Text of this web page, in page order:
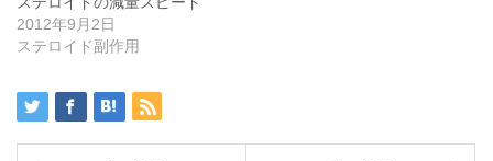
2012年9月2日
ステロイド副作用